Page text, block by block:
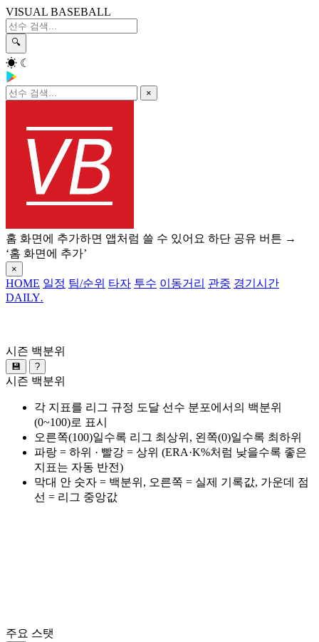
VISUAL BASEBALL
🔍
☀ ☾
×
홈 화면에 추가하면 앱처럼 쓸 수 있어요 하단 공유 버튼 →
‘홈 화면에 추가’
×
HOME 일정 팀/순위 타자 투수 이동거리 관중 경기시간
DAILY.
시즌 백분위
💾 ?
시즌 백분위
각 지표를 리그 규정 도달 선수 분포에서의 백분위
(0~100)로 표시
오른쪽(100)일수록 리그 최상위, 왼쪽(0)일수록 최하위
파랑 = 하위 · 빨강 = 상위 (ERA·K%처럼 낮을수록 좋은
지표는 자동 반전)
막대 안 숫자 = 백분위, 오른쪽 = 실제 기록값, 가운데 점
선 = 리그 중앙값
주요 스탯